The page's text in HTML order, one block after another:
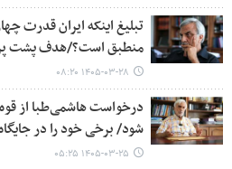
تبلیغ اینکه ایران قدرت
منطبق است؟/هدف پشت
۱۴۰۵-۰۳-۲۸ ۰۸:۲۰
درخواست هاشمی‌طبا از قوه
شود/ برخی خود را در
۱۴۰۵-۰۳-۲۵ ۰۵:۲۵